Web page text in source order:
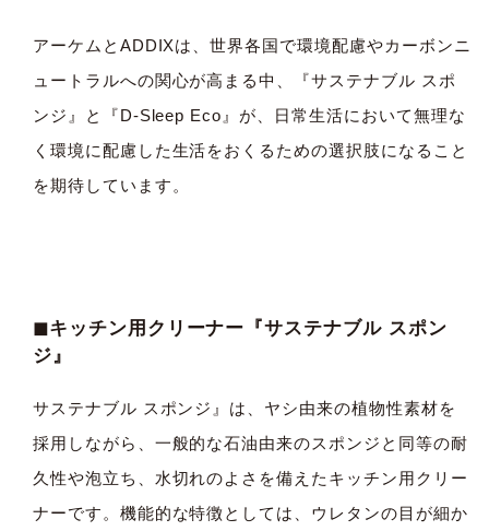
アーケムとADDIXは、世界各国で環境配慮やカーボンニ
ュートラルへの関心が高まる中、『サステナブル スポ
ンジ』と『D-Sleep Eco』が、日常生活において無理な
く環境に配慮した生活をおくるための選択肢になること
を期待しています。
◼︎キッチン用クリーナー『サステナブル スポン
ジ』
サステナブル スポンジ』は、ヤシ由来の植物性素材を
採用しながら、一般的な石油由来のスポンジと同等の耐
久性や泡立ち、水切れのよさを備えたキッチン用クリー
ナーです。機能的な特徴としては、ウレタンの目が細か